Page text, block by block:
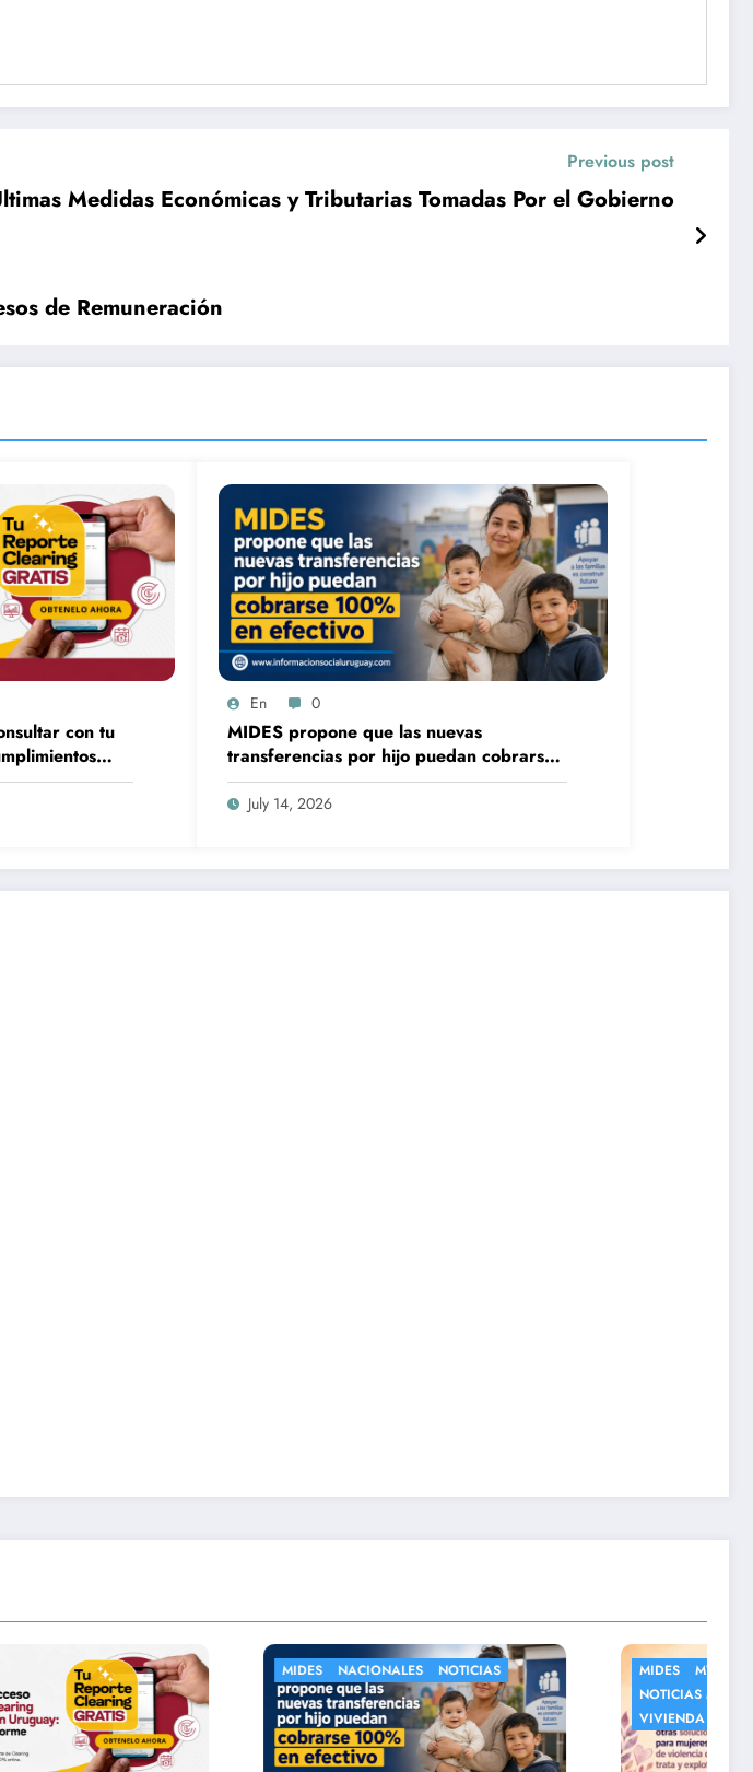
Previous post
Medidas Económicas y Tributarias Tomadas Por el Gobierno
de Remuneración
con tu
En 0
MIDES propone que las nuevas
transferencias por hijo puedan cobrarse
100% en efectivo: qué cambiaría desde
2027July 14, 2026
MIDES NACIONALES NOTICIAS MIDES MVOT
NOTICIAS
NOTICIAS MIDES
SOCIALES
VIVIENDA